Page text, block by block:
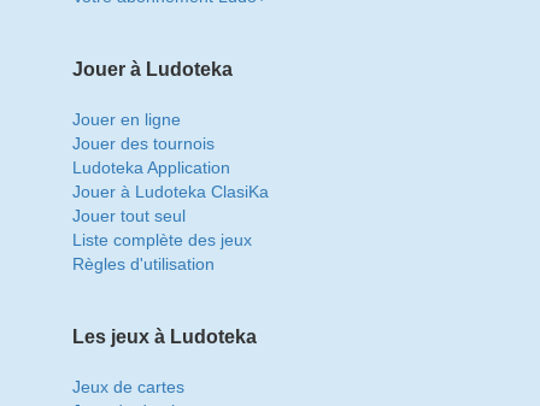
Jouer à Ludoteka
Jouer en ligne
Jouer des tournois
Ludoteka Application
Jouer à Ludoteka ClasiKa
Jouer tout seul
Liste complète des jeux
Règles d'utilisation
Les jeux à Ludoteka
Jeux de cartes